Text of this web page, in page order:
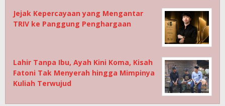
Jejak Kepercayaan yang Mengantar
TRIV ke Panggung Penghargaan
Lahir Tanpa Ibu, Ayah Kini Koma, Kisah
Fatoni Tak Menyerah hingga Mimpinya
Kuliah Terwujud